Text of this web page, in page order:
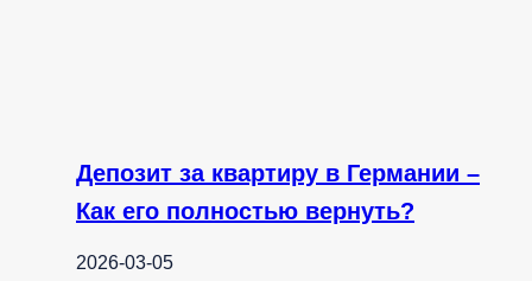
Депозит за квартиру в Германии –
Как его полностью вернуть?
2026-03-05